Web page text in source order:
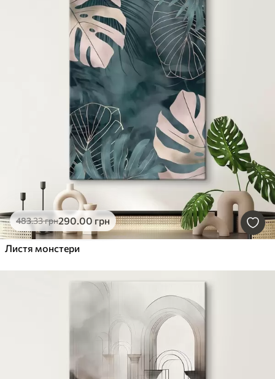
483.33грн290.00 грн
Листя монстери